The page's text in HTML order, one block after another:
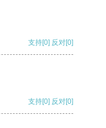
支持[0] 反对[0]
支持[0] 反对[0]